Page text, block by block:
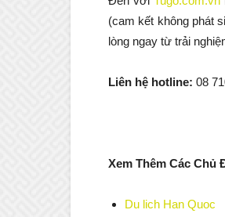
(cam kết không phát
lòng ngay từ trải
Liên hệ hotline: 08
Xem Thêm Các Chủ
Du lich Han Quoc